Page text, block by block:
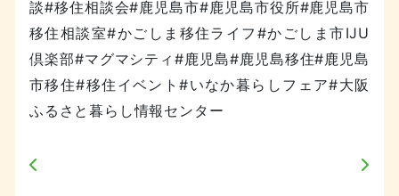
談#移住相談会#鹿児島市#鹿児島市役所#鹿児島市
移住相談室#かごしま移住ライフ#かごしま市IJU
倶楽部#マグマシティ#鹿児島#鹿児島移住#鹿児島
市移住#移住イベント#いなか暮らしフェア#大阪
ふるさと暮らし情報センター